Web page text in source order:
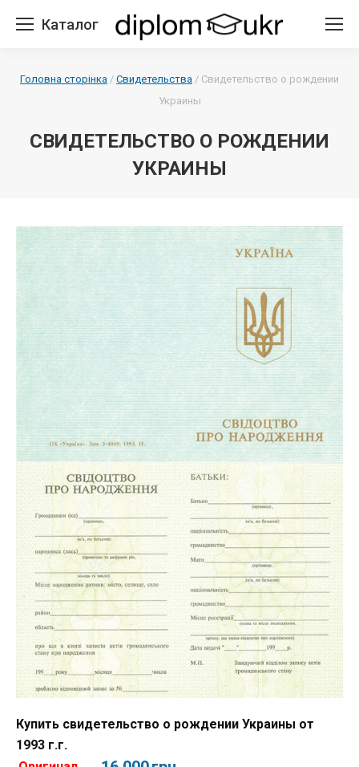
Каталог
Головна сторінка / Свидетельства / Свидетельство о рождении
Украины
СВИДЕТЕЛЬСТВО О РОЖДЕНИИ
УКРАИНЫ
Купить свидетельство о рождении Украины от
1993 г.г.